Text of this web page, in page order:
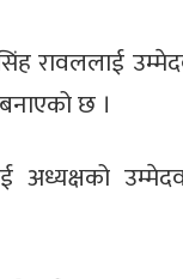
रावललाई
छ ।
अध्यक्षको